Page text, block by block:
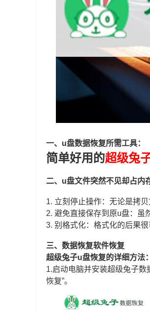
一、u盘数据恢复所需工具：
简单好用的超级兔
二、u盘文件突然不见却占内
1. 立刻停止操作：无论是拷
2. 避免直接保存到原u盘：虽
3. 别格式化：格式化的后果
三、数据恢复软件恢复
超级兔子u盘恢复的详细方法：
1.启动电脑并安装超级兔子数
恢复”。